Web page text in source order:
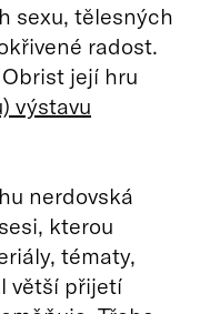
sexu, tělesných
radost.
její hru
výstavu
nerdovská
kterou
tématy,
větší přijetí